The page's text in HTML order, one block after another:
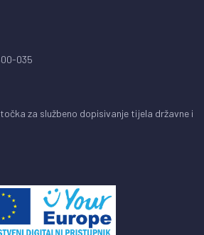
035
za službeno dopisivanje tijela državne i